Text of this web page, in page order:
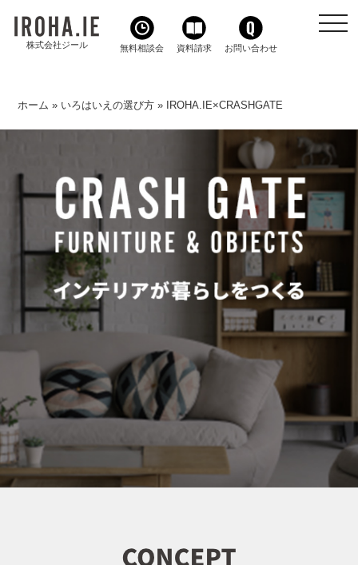
株式会社ジール 無料相談会 資料請求 お問い合わせ
ホーム » いろはいえの選び方 » IROHA.IE×CRASHGATE